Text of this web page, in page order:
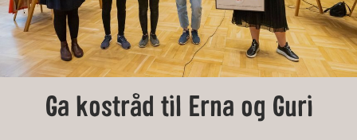
Ga kostråd til Erna og Guri